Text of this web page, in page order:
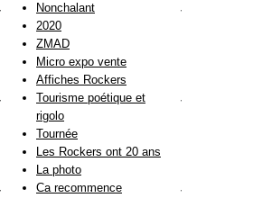
Nonchalant
2020
ZMAD
Micro expo vente
Affiches Rockers
Tourisme poétique et
rigolo
Tournée
Les Rockers ont 20 ans
La photo
Ca recommence